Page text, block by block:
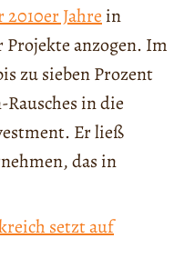
2010er Jahre in
Projekte anzogen. Im
zu sieben Prozent
in die
Er ließ
das in
setzt auf